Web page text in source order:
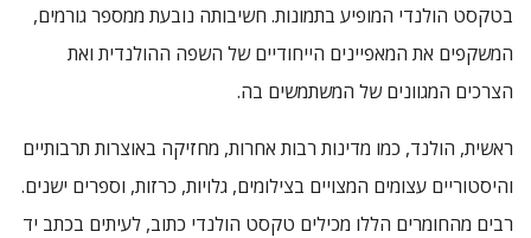
בטקסט הולנדי המופיע בתמונות. חשיבותה נובעת ממספר גורמים,
המשקפים את המאפיינים הייחודיים של השפה ההולנדית ואת
הצרכים המגוונים של המשתמשים בה.
ראשית, הולנד, כמו מדינות רבות אחרות, מחזיקה באוצרות תרבותיים
והיסטוריים עצומים המצויים בצילומים, גלויות, כרזות, וספרים ישנים.
רבים מהחומרים הללו מכילים טקסט הולנדי כתוב, לעיתים בכתב יד